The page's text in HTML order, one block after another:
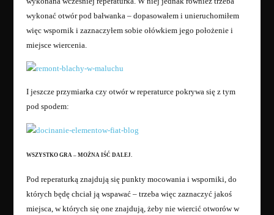
wykonać otwór pod bałwanka – dopasowałem i unieruchomiłem
więc wspornik i zaznaczyłem sobie ołówkiem jego położenie i
miejsce wiercenia.
I jeszcze przymiarka czy otwór w reperaturce pokrywa się z tym
pod spodem:
WSZYSTKO GRA – MOŻNA IŚĆ DALEJ.
Pod reperaturką znajdują się punkty mocowania i wsporniki, do
których będę chciał ją wspawać – trzeba więc zaznaczyć jakoś
miejsca, w których się one znajdują, żeby nie wiercić otworów w